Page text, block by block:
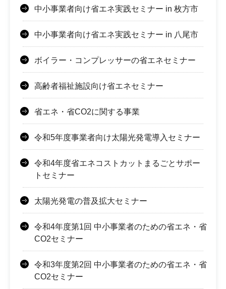
中小事業者向け省エネ実践セミナー in 枚方市
中小事業者向け省エネ実践セミナー in 八尾市
ボイラー・コンプレッサーの省エネセミナー
高齢者福祉施設向け省エネセミナー
省エネ・省CO2に関する事業
令和5年度事業者向け太陽光発電導入セミナー
令和4年度省エネコストカットまるごとサポー
トセミナー
太陽光発電の普及拡大セミナー
令和4年度第1回 中小事業者のための省エネ・省
CO2セミナー
令和3年度第2回 中小事業者のための省エネ・省
CO2セミナー